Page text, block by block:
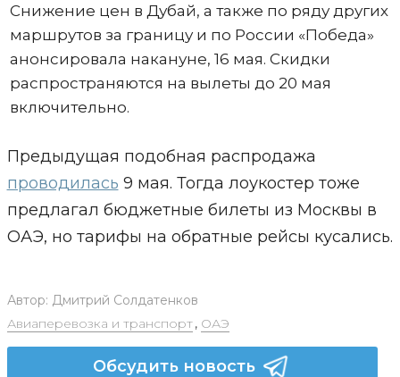
Снижение цен в Дубай, а также по ряду других
маршрутов за границу и по России «Победа»
анонсировала накануне, 16 мая. Скидки
распространяются на вылеты до 20 мая
включительно.
Предыдущая подобная распродажа
проводилась 9 мая. Тогда лоукостер тоже
предлагал бюджетные билеты из Москвы в
ОАЭ, но тарифы на обратные рейсы кусались.
Автор: Дмитрий Солдатенков
Авиаперевозка и транспорт, ОАЭ
Обсудить новость